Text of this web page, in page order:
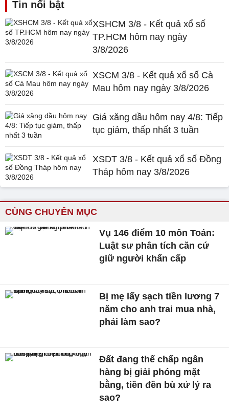
Tin nổi bật
XSHCM 3/8 - Kết quả xổ số
TP.HCM hôm nay ngày
3/8/2026
XSCM 3/8 - Kết quả xổ số Cà
Mau hôm nay ngày 3/8/2026
Giá xăng dầu hôm nay 4/8: Tiếp
tục giảm, thấp nhất 3 tuần
XSDT 3/8 - Kết quả xổ số Đồng
Tháp hôm nay 3/8/2026
CÙNG CHUYÊN MỤC
Vụ 146 điểm 10 môn Toán:
Luật sư phân tích căn cứ
giữ người khẩn cấp
Bị mẹ lấy sạch tiền lương 7
năm cho anh trai mua nhà,
phải làm sao?
Đất đang thế chấp ngân
hàng bị giải phóng mặt
bằng, tiền đền bù xử lý ra
sao?